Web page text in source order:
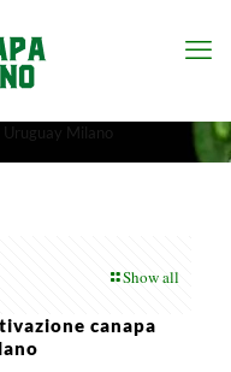
Milano
Show all
canapa